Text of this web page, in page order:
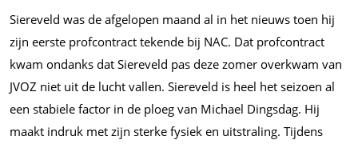
Siereveld was de afgelopen maand al in het nieuws toen hij
zijn eerste profcontract tekende bij NAC. Dat profcontract
kwam ondanks dat Siereveld pas deze zomer overkwam van
JVOZ niet uit de lucht vallen. Siereveld is heel het seizoen al
een stabiele factor in de ploeg van Michael Dingsdag. Hij
maakt indruk met zijn sterke fysiek en uitstraling. Tijdens